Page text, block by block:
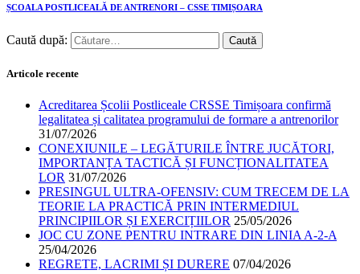
ȘCOALA POSTLICEALĂ DE ANTRENORI – CSSE TIMIȘOARA
Caută după:
Articole recente
Acreditarea Școlii Postliceale CRSSE Timișoara confirmă
legalitatea și calitatea programului de formare a antrenorilor
31/07/2026
CONEXIUNILE – LEGĂTURILE ÎNTRE JUCĂTORI,
IMPORTANȚA TACTICĂ ȘI FUNCȚIONALITATEA
LOR 31/07/2026
PRESINGUL ULTRA-OFENSIV: CUM TRECEM DE LA
TEORIE LA PRACTICĂ PRIN INTERMEDIUL
PRINCIPIILOR ȘI EXERCIȚIILOR 25/05/2026
JOC CU ZONE PENTRU INTRARE DIN LINIA A-2-A
25/04/2026
REGRETE, LACRIMI ȘI DURERE 07/04/2026